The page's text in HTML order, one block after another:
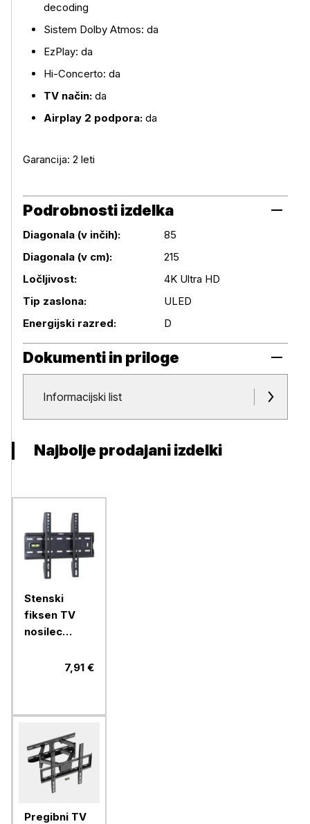
decoding
Sistem Dolby Atmos: da
EzPlay: da
Hi-Concerto: da
TV način: da
Airplay 2 podpora: da
Garancija: 2 leti
Podrobnosti izdelka
Podrobnosti izdelka
Diagonala (v inčih):
85
Diagonala (v cm):
215
Ločljivost:
4K Ultra HD
Tip zaslona:
ULED
Energijski razred:
D
Dokumenti in priloge
Dokumenti in priloge
Informacijski list
Najbolje prodajani izdelki
Stenski
fiksen TV
nosilec
7,91 €
Pregibni TV